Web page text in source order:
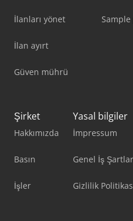
İlanları yönet
İlan ayırt
Güven mührü
Şirket
Hakkımızda
Basın
İşler
Yasal bilgiler
İmpressum
Genel İş
Gizlilik